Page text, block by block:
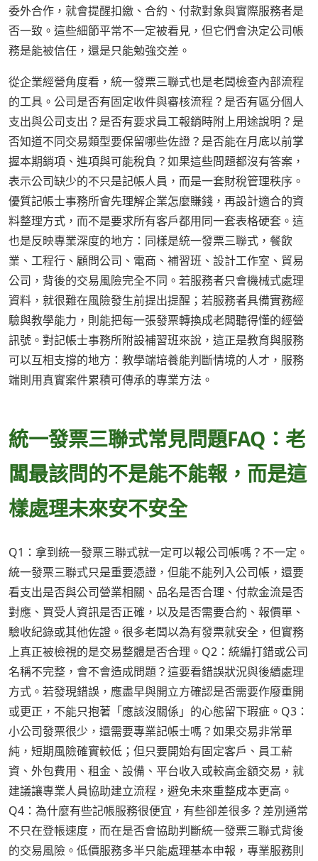
委外合作，就會提醒扣繳、合約、付款對象與實際服務者是
否一致。這些細節平常不一定被看見，但它們會決定公司帳
務是能被信任，還是只能勉強交差。
從企業經營角度看，統一發票三聯式也是老闆檢查內部流程
的工具。公司是否有固定收件與審核流程？是否有區分個人
支出與公司支出？是否有要求員工報銷時附上用途說明？是
否知道不同交易類型要保留哪些佐證？是否能在月底以前掌
握本期銷項、進項與可能稅負？如果這些問題都沒有答案，
表示公司缺少的不只是記帳人員，而是一套財稅管理秩序。
優質記帳士事務所會先理解企業怎麼賺錢，再設計適合的資
料整理方式，而不是要求所有客戶都用同一套表格硬套。這
也是反映專業深度的地方：同樣是統一發票三聯式，餐飲
業、工程行、顧問公司、電商、補習班、設計工作室、貿易
公司，背後的交易風險完全不同。若服務者只會機械式處理
資料，就很難在風險發生前提出提醒；若服務者具備實務經
驗與教學能力，則能把每一張發票轉換成老闆聽得懂的經營
訊號。對記帳士事務所附設補習班來說，這正是教育與服務
可以互相支撐的地方：教學端培養能判斷情境的人才，服務
端則用真實案件累積可傳承的專業方法。
統一發票三聯式常見問題FAQ：老
闆最該問的不是能不能報，而是這
樣處理未來安不安全
Q1：拿到統一發票三聯式就一定可以報公司帳嗎？不一定。
統一發票三聯式只是重要憑證，但能不能列入公司帳，還要
看支出是否與公司營業相關、品名是否合理、付款金流是否
對應、買受人資訊是否正確，以及是否需要合約、報價單、
驗收紀錄或其他佐證。很多老闆以為有發票就安全，但實務
上真正被檢視的是交易整體是否合理。Q2：統編打錯或公司
名稱不完整，會不會造成問題？這要看錯誤狀況與後續處理
方式。若發現錯誤，應盡早與開立方確認是否需要作廢重開
或更正，不能只抱著「應該沒關係」的心態留下瑕疵。Q3：
小公司發票很少，還需要專業記帳士嗎？如果交易非常單
純，短期風險確實較低；但只要開始有固定客戶、員工薪
資、外包費用、租金、設備、平台收入或較高金額交易，就
建議讓專業人員協助建立流程，避免未來重整成本更高。
Q4：為什麼有些記帳服務很便宜，有些卻差很多？差別通常
不只在登帳速度，而在是否會協助判斷統一發票三聯式背後
的交易風險。低價服務多半只能處理基本申報，專業服務則